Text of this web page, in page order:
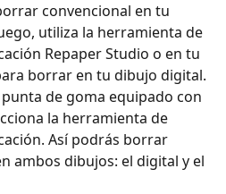
convencional en tu
utiliza la herramienta de
Repaper Studio o en tu
borrar en tu dibujo digital.
de goma equipado con
la herramienta de
Así podrás borrar
ambos dibujos: el digital y el